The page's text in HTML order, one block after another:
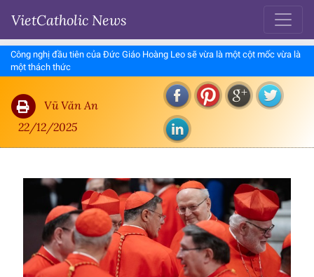
VietCatholic News
Công nghị đầu tiên của Đức Giáo Hoàng Leo sẽ vừa là một cột mốc vừa là
một thách thức
Vũ Văn An
22/12/2025